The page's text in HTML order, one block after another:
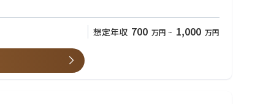
想定年収 700 万円 ~ 1,000 万円